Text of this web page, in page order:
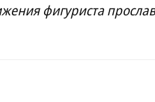
фигуриста